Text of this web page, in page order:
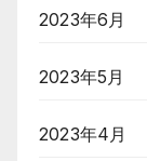
2023年6月
2023年5月
2023年4月